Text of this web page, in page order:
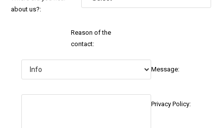
about us?:
Reason of the
contact:
Message:
Privacy Policy: